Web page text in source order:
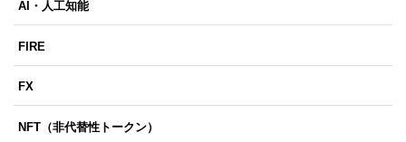
AI・人工知能
FIRE
FX
NFT（非代替性トークン）